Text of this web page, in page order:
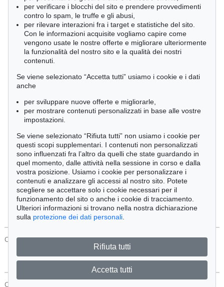
Pietre miliari delle scienze naturali
Letteratura classica
Economia e diritto
Meraviglie della natura
Cimelia
Ordine:
Tutti gli oggetti
Solo offerte attuali
Solo oggetti venduti
Cerca
CONTATTI Protezione Dei Dati
CONTATTI
per verificare i blocchi del sito e prendere provvedimenti
contro lo spam, le truffe e gli abusi,
per rilevare interazioni fra i target e statistiche del sito.
Con le informazioni acquisite vogliamo capire come
vengono usate le nostre offerte e migliorare ulteriormente
la funzionalità del nostro sito e la qualità dei nostri
contenuti.
Se viene selezionato “Accetta tutti” usiamo i cookie e i dati
anche
per sviluppare nuove offerte e migliorarle,
per mostrare contenuti personalizzati in base alle vostre
impostazioni.
Se viene selezionato “Rifiuta tutti” non usiamo i cookie per
questi scopi supplementari. I contenuti non personalizzati
sono influenzati fra l’altro da quelli che state guardando in
quel momento, dalle attività nella sessione in corso e dalla
vostra posizione. Usiamo i cookie per personalizzare i
contenuti e analizzare gli accessi al nostro sito. Potete
scegliere se accettare solo i cookie necessari per il
funzionamento del sito o anche i cookie di tracciamento.
Ulteriori informazioni si trovano nella nostra dichiarazione
sulla protezione dei dati personali
Rifiuta tutti
Accetta tutti